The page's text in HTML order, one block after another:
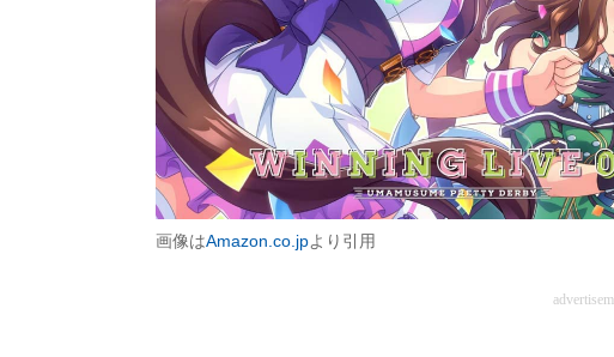
画像はAmazon.co.jpより引用